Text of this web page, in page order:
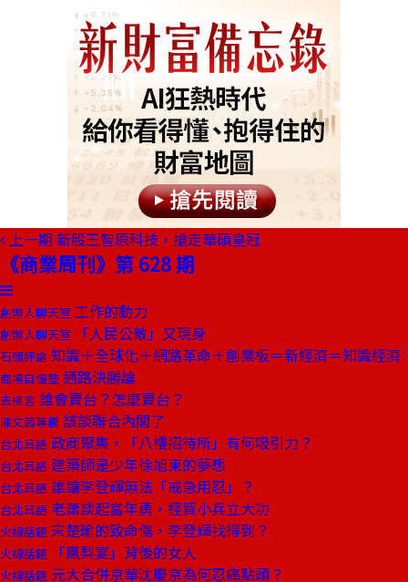
上一期 新股王智原科技，搶走華碩皇冠
《商業周刊》第 628 期
創辦人聊天室 工作的動力
創辦人聊天室 「人民公敵」又現身
石頭評論 知識＋全球化＋網路革命＋創業板＝新經濟＝知識經濟
商場自慢塾 通路決勝論
去梯言 誰會賣台？怎麼賣台？
陳文茜專欄 該談聯合內閣了
台北耳語 政商聚集，「八樓招待所」有何吸引力？
台北耳語 建築師是少年徐旭東的夢想
台北耳語 誰讓李登輝無法「戒急用忍」？
台北耳語 老蕭談起當年勇，經貿小兵立大功
火線話題 宋楚瑜的致命傷，李登輝找得到？
火線話題 「鳳梨宴」背後的女人
火線話題 元大合併京華沈慶京為何忍痛點頭？